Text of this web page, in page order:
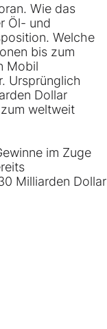
Wie das
Öl- und
Welche
bis zum
Mobil
Ursprünglich
Dollar
weltweit
im Zuge
Milliarden Dollar